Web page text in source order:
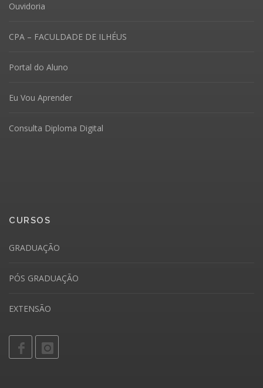
Ouvidoria
CPA – FACULDADE DE ILHÉUS
Portal do Aluno
Eu Vou Aprender
Consulta Diploma Digital
CURSOS
GRADUAÇÃO
PÓS GRADUAÇÃO
EXTENSÃO